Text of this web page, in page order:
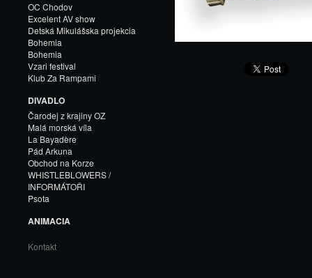
OC Chodov
Excelent AV show
Detská Mikulášska projekcia
Bohemia
Bohemia
Vzari festival
Klub Za Rampami
DIVADLO
Čarodej z krajiny OZ
Malá morská víla
La Bayadère
Pád Arkuna
Obchod na Korze
WHISTLEBLOWERS /
INFORMÁTOŘI
Psota
ANIMACIA
Kontakt